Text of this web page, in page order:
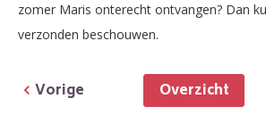
zomer Maris onterecht ontvangen? Dan
verzonden beschouwen.
Overzicht
Vorige